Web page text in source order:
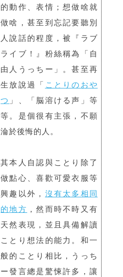
的動作、表情；想做啥就
做啥，甚至到忘記要聽別
人說話的程度，被『ラブ
ライブ！』粉絲稱為「自
由人うっちー」。甚至再
生放說過「
ことりのおや
つ 」、「脳溶ける声」等
等。是個很有主張，不願
淪於後悔的人。
其本人自認與ことり除了
做點心、喜歡可愛衣服等
興趣以外， 沒有太多相同
的地方 ，然而時不時又有
天然表現，並且具備解讀
ことり想法的能力。和一
般的ことり相比，うっち
ー發言總是驚悚許多，讓